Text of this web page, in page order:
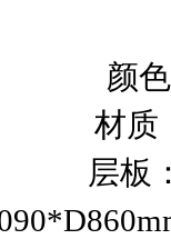
色：
质
板：